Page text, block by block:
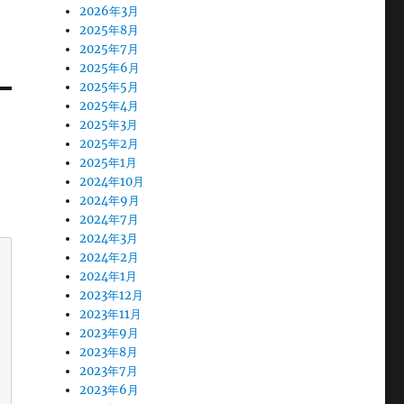
2026年3月
2025年8月
2025年7月
2025年6月
2025年5月
2025年4月
2025年3月
2025年2月
2025年1月
2024年10月
2024年9月
2024年7月
2024年3月
2024年2月
2024年1月
2023年12月
2023年11月
2023年9月
2023年8月
2023年7月
2023年6月